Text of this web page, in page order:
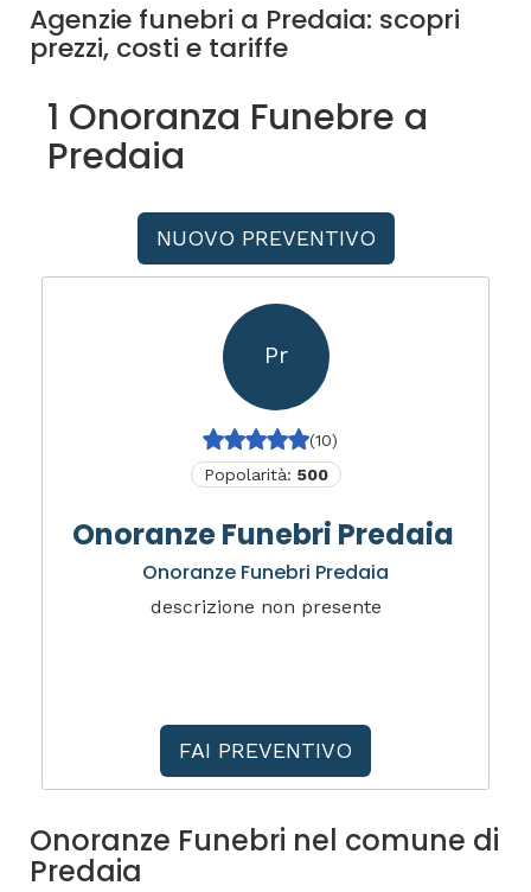
Agenzie funebri a Predaia: scopri
prezzi, costi e tariffe
1 Onoranza Funebre a
Predaia
NUOVO PREVENTIVO
Pr
(10)
Popolarità: 500
Onoranze Funebri Predaia
Onoranze Funebri Predaia
descrizione non presente
FAI PREVENTIVO
Onoranze Funebri nel comune di
Predaia